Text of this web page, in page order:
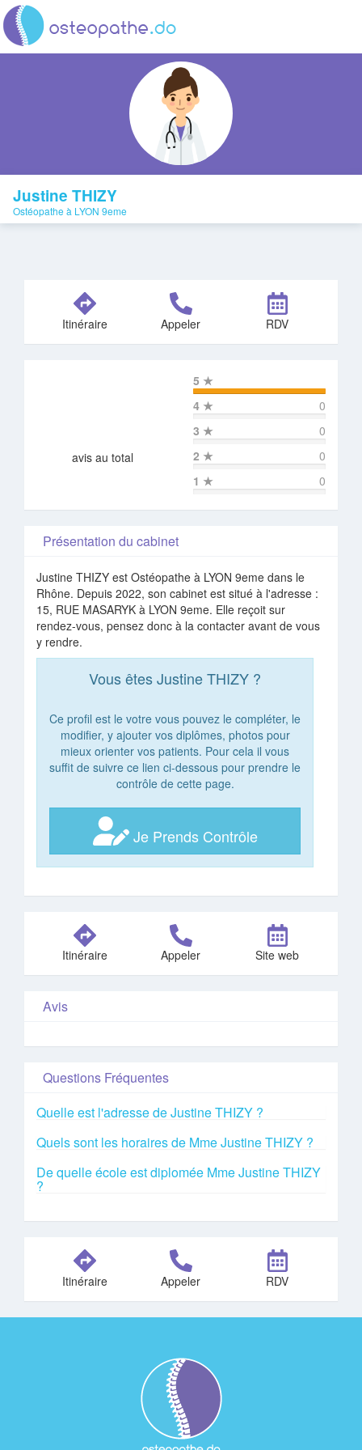
Justine THIZY
Ostéopathe à LYON 9eme
Itinéraire Appeler RDV
avis au total
5 ★
4 ★
0
3 ★
0
2 ★
0
1 ★ 0
Présentation du cabinet
Justine THIZY est Ostéopathe à LYON 9eme dans le
Rhône. Depuis 2022, son cabinet est situé à l'adresse :
15, RUE MASARYK à LYON 9eme. Elle reçoit sur
rendez-vous, pensez donc à la contacter avant de vous
y rendre.
Vous êtes Justine THIZY ?
Ce profil est le votre vous pouvez le compléter, le
modifier, y ajouter vos diplômes, photos pour
mieux orienter vos patients. Pour cela il vous
suffit de suivre ce lien ci-dessous pour prendre le
contrôle de cette page.
Je Prends Contrôle
Itinéraire Appeler Site web
Avis
Questions Fréquentes
Quelle est l'adresse de Justine THIZY ?
Quels sont les horaires de Mme Justine THIZY ?
De quelle école est diplomée Mme Justine THIZY
?
Itinéraire Appeler RDV